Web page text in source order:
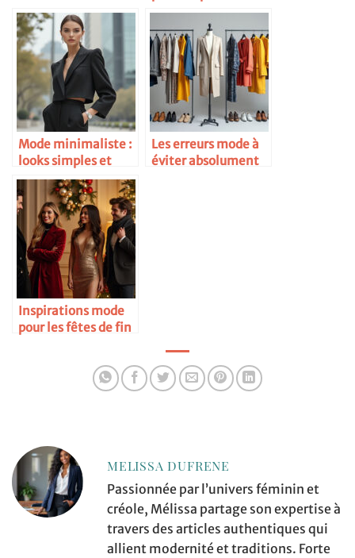
mesure
2025
Mode minimaliste :
looks simples et
chics
Les erreurs mode à
éviter absolument
Inspirations mode
pour les fêtes de fin
MELISSA DUFRENE
Passionnée par l’univers féminin et
créole, Mélissa partage son expertise à
travers des articles authentiques qui
allient modernité et traditions. Forte